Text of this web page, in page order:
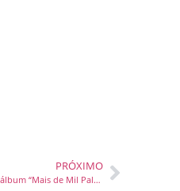
PRÓXIMO
Primeiro Deck celebra 10 anos com o lançamento do álbum “Mais de Mil Palavras para Dizer”